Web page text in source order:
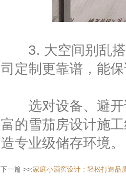
3. 大空间别乱搭
司定制更靠谱，能
选对设备、避开
富的雪茄房设计施
造专业级储存环境。
下一篇 >>:家庭小酒窖设计：轻松打造品